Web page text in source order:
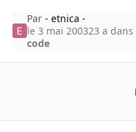
Par- etnica -
le 3 mai 200323 a dans
code